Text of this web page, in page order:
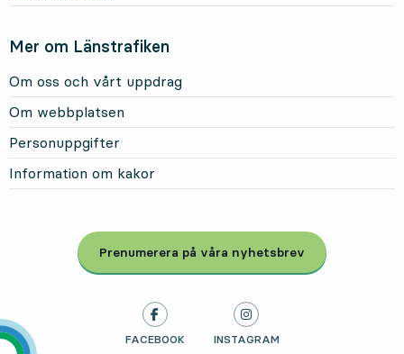
Mer om Länstrafiken
Om oss och vårt uppdrag
Om webbplatsen
Personuppgifter
Information om kakor
Prenumerera på våra nyhetsbrev
, Öppnas i modal
LÄNSTRAFIKEN PÅ
FACEBOOK , ÖPPNAS I NY FLIK
LÄNSTRAFIKEN PÅ
INSTAGRAM